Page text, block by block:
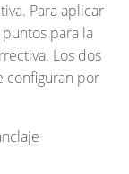
Para aplicar
para la
Los dos
configuran por